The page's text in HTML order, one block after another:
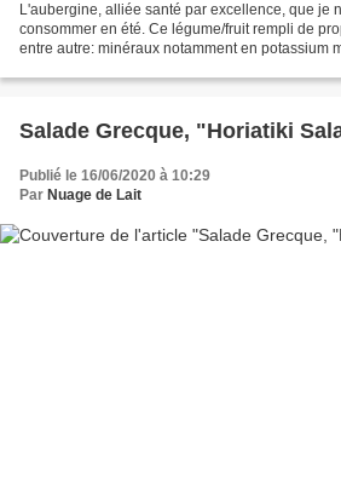
L'aubergine, alliée santé par excellence, que je
consommer en été. Ce légume/fruit rempli de
entre autre: minéraux notamment en potassium
Salade Grecque, "Horiatiki
Publié le 16/06/2020 à 10:29
Par Nuage de Lait